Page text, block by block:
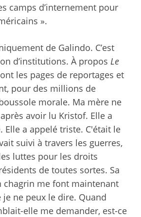
camps d’internement pour
».
de Galindo. C’est
d’institutions. À propos Le
les pages de reportages et
pour des millions de
morale. Ma mère ne
avoir lu Kristof. Elle a
Elle a appelé triste. C'était le
suivi à travers les guerres,
luttes pour les droits
de toutes sortes. Sa
chagrin me font maintenant
ne peux le dire. Quand
elle me demander, est-ce